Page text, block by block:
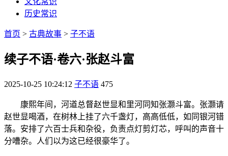
历史常识
首页 > 古典故事 > 子不语
续子不语·卷六·张赵斗富
2025-10-25 10:24:12 子不语 475
康熙年间，河道总督赵世显和里河同知张灏斗富。张灏请
赵世显喝酒，在树林上挂了六千盏灯，高高低低，如同银河错
落。安排了六百士兵和杂役，负责点灯剪灯芯，呼叫的声音十
分嘈杂。人们以为这已经很豪华了。